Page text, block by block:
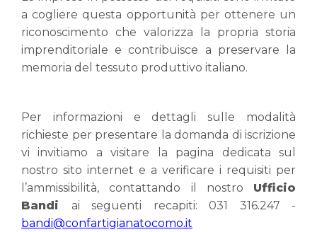
a cogliere questa opportunità per ottenere un
riconoscimento che valorizza la propria storia
imprenditoriale e contribuisce a preservare la
memoria del tessuto produttivo italiano.
Per informazioni e dettagli sulle modalità
richieste per presentare la domanda di iscrizione
vi invitiamo a visitare la pagina dedicata sul
nostro sito internet e a verificare i requisiti per
l’ammissibilità, contattando il nostro Ufficio
Bandi ai seguenti recapiti: 031 316.247 -
bandi@confartigianatocomo.it